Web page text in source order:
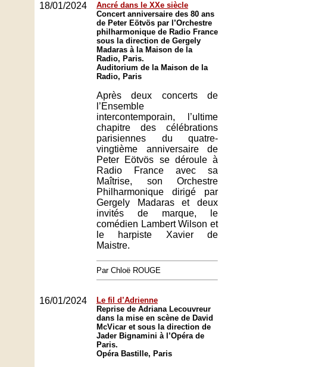
18/01/2024
Ancré dans le XXe siècle
Concert anniversaire des 80 ans
de Peter Eötvös par l’Orchestre
philharmonique de Radio France
sous la direction de Gergely
Madaras à la Maison de la
Radio, Paris.
Auditorium de la Maison de la
Radio, Paris
Après deux concerts de
l’Ensemble
intercontemporain, l’ultime
chapitre des célébrations
parisiennes du quatre-
vingtième anniversaire de
Peter Eötvös se déroule à
Radio France avec sa
Maîtrise, son Orchestre
Philharmonique dirigé par
Gergely Madaras et deux
invités de marque, le
comédien Lambert Wilson et
le harpiste Xavier de
Maistre.
Par Chloë ROUGE
16/01/2024
Le fil d’Adrienne
Reprise de Adriana Lecouvreur
dans la mise en scène de David
McVicar et sous la direction de
Jader Bignamini à l’Opéra de
Paris.
Opéra Bastille, Paris